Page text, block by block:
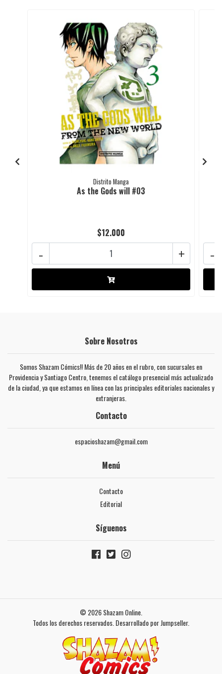
Distrito Manga
As the Gods will #03
$12.000
+
- -
Sobre Nosotros
Somos Shazam Cómics!! Más de 20 años en el rubro, con sucursales en
Providencia y Santiago Centro, tenemos el catálogo presencial más actualizado
de la ciudad, ya que estamos en línea con las principales editoriales nacionales y
extranjeras.
Contacto
espacioshazam@gmail.com
Menú
Contacto
Editorial
Síguenos
© 2026 Shazam Online.
Todos los derechos reservados.Desarrollado por Jumpseller.